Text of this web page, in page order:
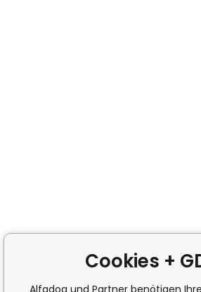
Cookies +
Alfadog und Partner benötigen